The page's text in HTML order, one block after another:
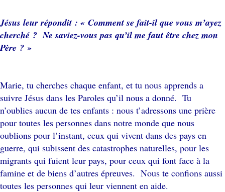
Jésus leur répondit : « Comment se fait-il que vous m’ayez
cherché ? Ne saviez-vous pas qu’il me faut être chez mon
Père ? »
Marie, tu cherches chaque enfant, et tu nous apprends a
suivre Jésus dans les Paroles qu’il nous a donné. Tu
n’oublies aucun de tes enfants : nous t’adressons une prière
pour toutes les personnes dans notre monde que nous
oublions pour l’instant, ceux qui vivent dans des pays en
guerre, qui subissent des catastrophes naturelles, pour les
migrants qui fuient leur pays, pour ceux qui font face à la
famine et de biens d’autres épreuves. Nous te confions aussi
toutes les personnes qui leur viennent en aide.